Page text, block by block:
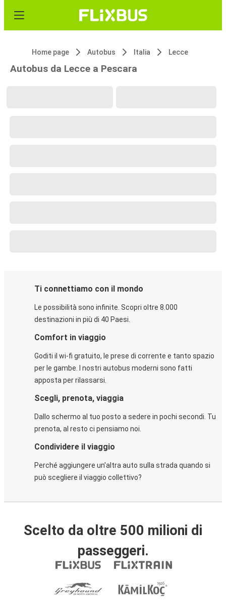
Home page Autobus Italia Lecce
Autobus da Lecce a Pescara
Ti connettiamo con il mondo
Le possibilità sono infinite. Scopri oltre 8.000
destinazioni in più di 40 Paesi.
Comfort in viaggio
Goditi il wi-fi gratuito, le prese di corrente e tanto spazio
per le gambe. I nostri autobus moderni sono fatti
apposta per rilassarsi.
Scegli, prenota, viaggia
Dallo schermo al tuo posto a sedere in pochi secondi. Tu
prenota, al resto ci pensiamo noi.
Condividere il viaggio
Perché aggiungere un'altra auto sulla strada quando si
può scegliere il viaggio collettivo?
Scelto da oltre 500 milioni di
passeggeri.